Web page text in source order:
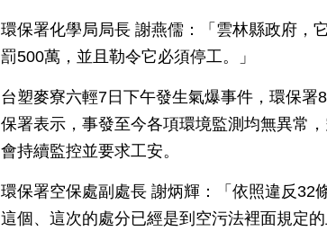
環保署化學局局長 謝燕儒：「雲林縣政府，
罰500萬，並且勒令它必須停工。」
台塑麥寮六輕7日下午發生氣爆事件，環保
保署表示，事發至今各項環境監測均無異常
會持續監控並要求工安。
環保署空保處副處長 謝炳輝：「依照違反32
這個、這次的處分已經是到空污法裡面規定的